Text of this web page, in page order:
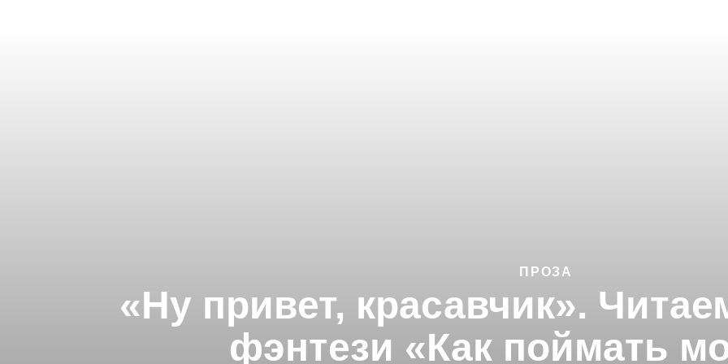
ПРОЗА
«Ну привет, красавчик».
фэнтези «Как поймать